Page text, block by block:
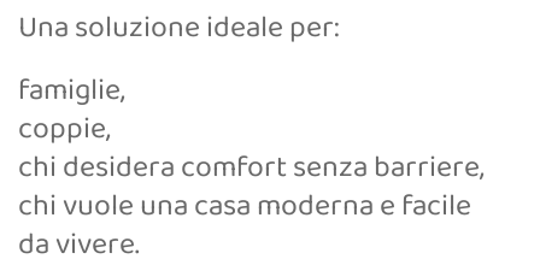
Una soluzione ideale per:
famiglie,
coppie,
chi desidera comfort senza barriere,
chi vuole una casa moderna e facile
da vivere.